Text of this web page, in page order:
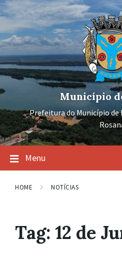
Ir
para
conteúdo
Pular
para
navegação
principal
Pular
para
rodapé
Município
Prefeitura do Município
Menu
HOME NOTÍCIAS
Tag: 12 de